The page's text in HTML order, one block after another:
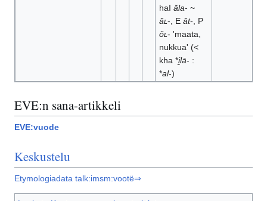
haI ăla- ~
ăʟ-, E ăt-, P
ŏʟ- 'maata,
nukkua' (<
kha *i̮lā- :
*al-)
EVE:n sana-artikkeli
EVE:vuode
Keskustelu
Etymologiadata talk:imsm:vootë⇒